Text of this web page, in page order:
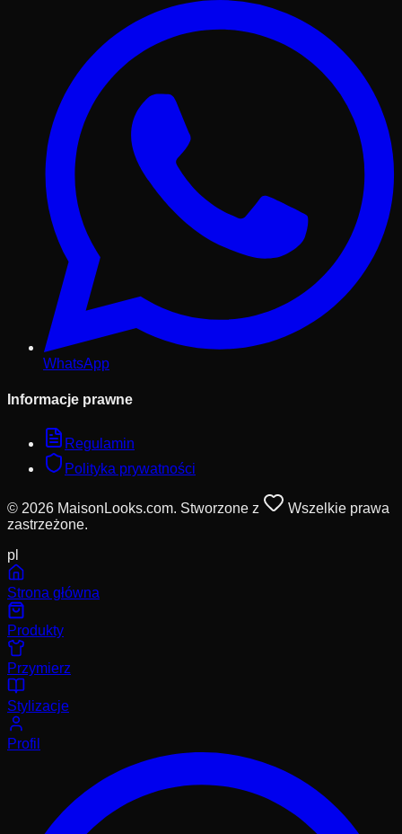
WhatsApp
Informacje prawne
Regulamin
Polityka prywatności
© 2026 MaisonLooks.com. Stworzone z
Wszelkie prawa
zastrzeżone.
pl
Strona główna
Produkty
Przymierz
Stylizacje
Profil